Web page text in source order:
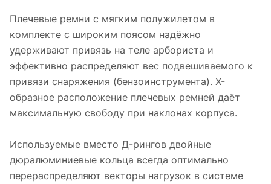
Плечевые ремни с мягким полужилетом в
комплекте с широким поясом надёжно
удерживают привязь на теле арбориста и
эффективно распределяют вес подвешиваемого к
привязи снаряжения (бензоинструмента). Х-
образное расположение плечевых ремней даёт
максимальную свободу при наклонах корпуса.
Используемые вместо Д-рингов двойные
дюралюминиевые кольца всегда оптимально
перераспределяют векторы нагрузок в системе